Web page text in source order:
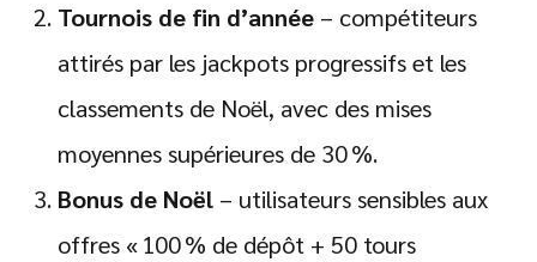
Tournois de fin d’année – compétiteurs
attirés par les jackpots progressifs et les
classements de Noël, avec des mises
moyennes supérieures de 30 %.
Bonus de Noël – utilisateurs sensibles aux
offres « 100 % de dépôt + 50 tours